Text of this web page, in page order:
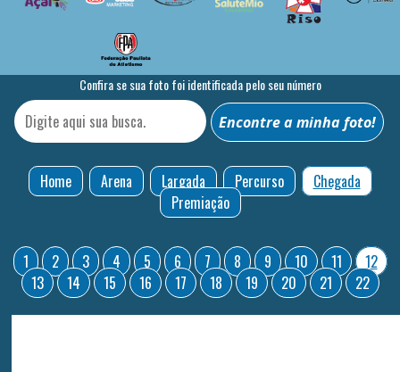
Confira se sua foto foi identificada pelo seu número
Home Arena Largada Percurso
Chegada
Premiação
1 2 3 4 5 6 7 8 9 10 11
12
13
14 15 16 17 18 19 20 21 22